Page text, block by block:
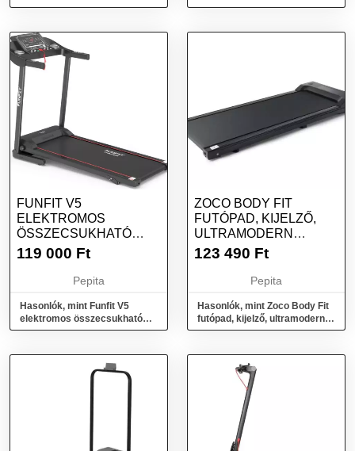
elektromos Futópad - fehér +
Futópad 12 program + MP3 +
FUNFIT V5
ELEKTROMOS
ÖSSZECSUKHATÓ
FUTÓPAD 12
119 000 Ft
Pepita
Hasonlók, mint Funfit V5
elektromos összecsukható
Futópad 12 programmal és
ZOCO BODY FIT
FUTÓPAD, KIJELZŐ,
ULTRAMODERN
DESIGN,
123 490 Ft
Pepita
Hasonlók, mint Zoco Body Fit
futópad, kijelző, ultramodern
design, multifunkcionális